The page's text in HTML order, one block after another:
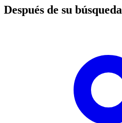
Después de su búsqueda